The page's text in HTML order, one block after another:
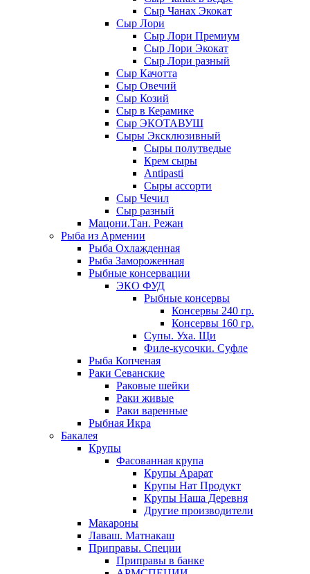
Сыр Чанах Экокат
Сыр Лори
Сыр Лори Премиум
Сыр Лори Экокат
Сыр Лори разный
Сыр Качотта
Сыр Овечий
Сыр Козий
Сыр в Керамике
Сыр ЭКОТАВУШ
Сыры Эксклюзивный
Сыры полутведые
Крем сыры
Antipasti
Сыры ассорти
Сыр Чечил
Сыр разный
Мацони.Тан. Режан
Рыба из Армении
Рыба Охлажденная
Рыба Замороженная
Рыбные консервации
ЭКО ФУД
Рыбные консервы
Консервы 240 гр.
Консервы 160 гр.
Супы. Уха. Щи
Филе-кусочки. Суфле
Рыба Копченая
Раки Севанские
Раковые шейки
Раки живые
Раки варенные
Рыбная Икра
Бакалея
Крупы
Фасованная крупа
Крупы Арарат
Крупы Нат Продукт
Крупы Наша Деревня
Другие производители
Макароны
Лаваш. Матнакаш
Приправы. Специи
Приправы в банке